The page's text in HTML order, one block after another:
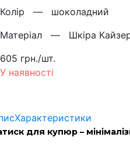
Колiр — шоколадний
Матерiал — Шкіра
605 грн./шт.
У наявності
Характеристики
для купюр –